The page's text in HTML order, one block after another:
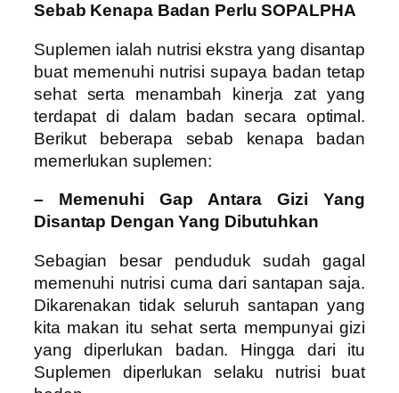
Sebab Kenapa Badan Perlu SOPALPHA
Suplemen ialah nutrisi ekstra yang disantap
buat memenuhi nutrisi supaya badan tetap
sehat serta menambah kinerja zat yang
terdapat di dalam badan secara optimal.
Berikut beberapa sebab kenapa badan
memerlukan suplemen:
– Memenuhi Gap Antara Gizi Yang
Disantap Dengan Yang Dibutuhkan
Sebagian besar penduduk sudah gagal
memenuhi nutrisi cuma dari santapan saja.
Dikarenakan tidak seluruh santapan yang
kita makan itu sehat serta mempunyai gizi
yang diperlukan badan. Hingga dari itu
Suplemen diperlukan selaku nutrisi buat